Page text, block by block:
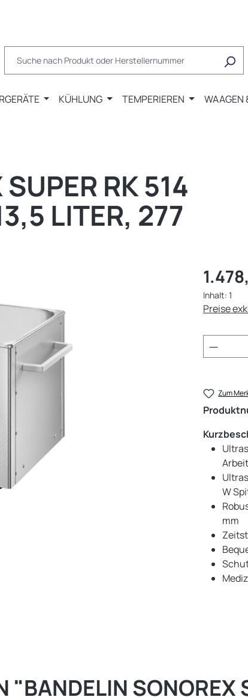
KÜHLUNG TEMPERIEREN WAAGEN
RK 514
LITER, 277
Regulärer
Inhalt: 1
Preise
Zum
W
mm
"BANDELIN SONOREX